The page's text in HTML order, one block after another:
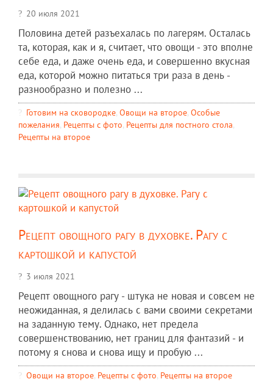
20 июля 2021
Половина детей разъехалась по лагерям. Осталась
та, которая, как и я, считает, что овощи - это вполне
себе еда, и даже очень еда, и совершенно вкусная
еда, которой можно питаться три раза в день -
разнообразно и полезно ...
Готовим на сковородке, Овощи на второе, Особые
пожелания, Рецепты c фото, Рецепты для постного стола,
Рецепты на второе
Рецепт овощного рагу в духовке. Рагу с
картошкой и капустой
3 июля 2021
Рецепт овощного рагу - штука не новая и совсем не
неожиданная, я делилась с вами своими секретами
на заданную тему. Однако, нет предела
совершенствованию, нет границ для фантазий - и
потому я снова и снова ищу и пробую ...
Овощи на второе, Рецепты c фото, Рецепты на второе